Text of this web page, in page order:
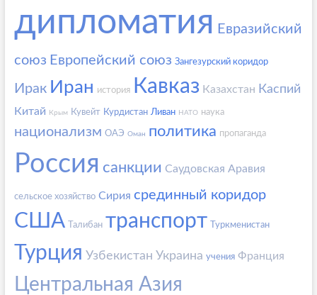
дипломатия Евразийский
союз Европейский союз Зангезурский коридор
Ирак Иран история Кавказ Казахстан Каспий
Китай Крым Кувейт Курдистан Ливан НАТО наука
национализм ОАЭ Оман политика пропаганда
Россия санкции Саудовская Аравия
сельское хозяйство Сирия срединный коридор
США Талибан транспорт Туркменистан
Турция Узбекистан Украина учения Франция
Центральная Азия